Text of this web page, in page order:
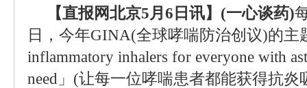
【直报网北京5月6日讯】(一心谈药)
日，今年GINA(全球哮喘防治创议)的主
inflammatory inhalers for everyone with
need」(让每一位哮喘患者都能获得抗